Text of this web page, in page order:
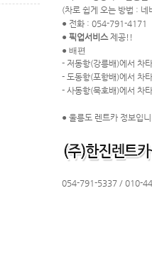
(차로 쉽게 오는 방법 :
● 전화 : 054-791-4171
● 픽업서비스제공!!
● 배편
- 저동항(강릉배)에서 차
- 도동항(포항배)에서 차
- 사동항(묵호배)에서 차
● 울릉도 렌트카 정보입
054-791-5337 / 010-